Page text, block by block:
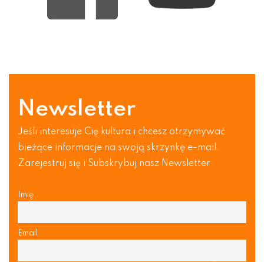
Newsletter
Jeśli interesuje Cię kultura i chcesz otrzymywać
bieżące informacje na swoją skrzynkę e-mail.
Zarejestruj się i Subskrybuj nasz Newsletter
Imię
Email